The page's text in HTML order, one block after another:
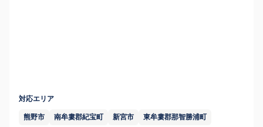
対応エリア
熊野市 南牟婁郡紀宝町 新宮市 東牟婁郡那智勝浦町